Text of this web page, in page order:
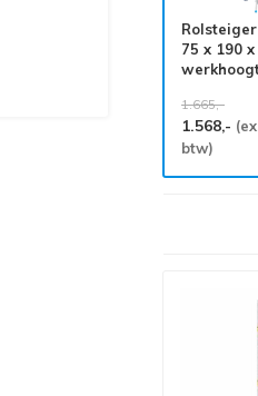
75 x 190
1.665,-
1.568,-
btw)